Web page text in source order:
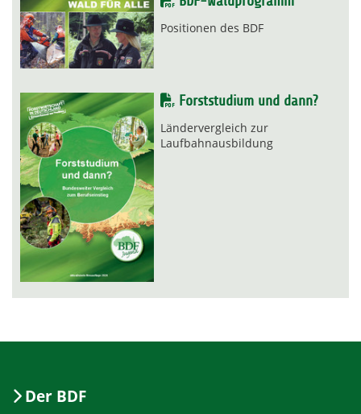
Positionen des BDF
Forststudium und dann?
Ländervergleich zur
Laufbahnausbildung
Der BDF